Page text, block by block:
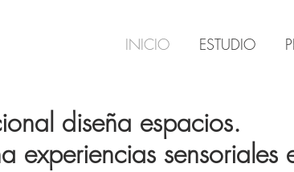
INICIO ESTUDIO
diseña espacios.
experiencias